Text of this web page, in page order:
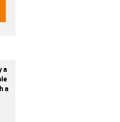
a
a